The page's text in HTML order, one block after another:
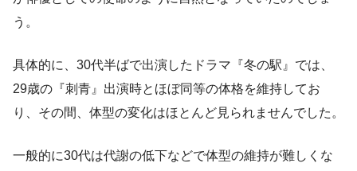
う。
具体的に、30代半ばで出演したドラマ『冬の駅』では、
29歳の『刺青』出演時とほぼ同等の体格を維持してお
り、その間、体型の変化はほとんど見られませんでした。
一般的に30代は代謝の低下などで体型の維持が難しくな